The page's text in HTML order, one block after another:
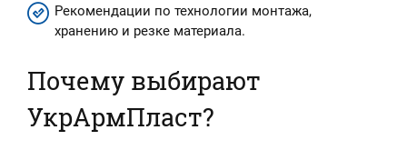
Рекомендации по технологии монтажа,
хранению и резке материала.
Почему выбирают
УкрАрмПласт?